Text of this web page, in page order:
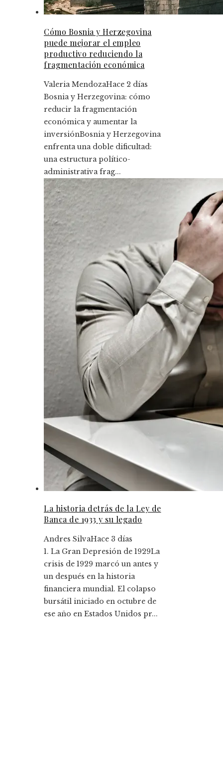
Cómo Bosnia y Herzegovina
puede mejorar el empleo
productivo reduciendo la
fragmentación económica
Valeria MendozaHace 2 días
Bosnia y Herzegovina: cómo
reducir la fragmentación
económica y aumentar la
inversiónBosnia y Herzegovina
enfrenta una doble dificultad:
una estructura político-
administrativa frag...
La historia detrás de la Ley de
Banca de 1933 y su legado
Andres SilvaHace 3 días
1. La Gran Depresión de 1929La
crisis de 1929 marcó un antes y
un después en la historia
financiera mundial. El colapso
bursátil iniciado en octubre de
ese año en Estados Unidos pr...